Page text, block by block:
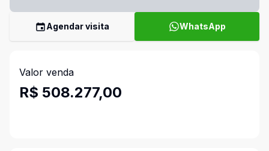
Agendar visita WhatsApp
Valor venda
R$ 508.277,00